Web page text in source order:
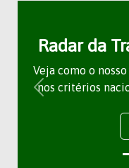
Radar da
Veja como o
nos critérios